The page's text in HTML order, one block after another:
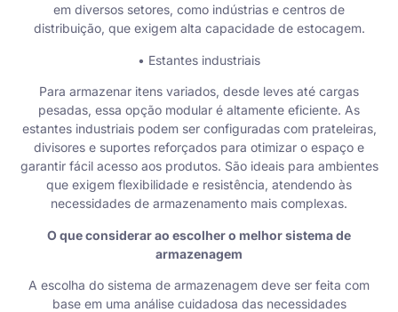
em diversos setores, como indústrias e centros de
distribuição, que exigem alta capacidade de estocagem.
• Estantes industriais
Para armazenar itens variados, desde leves até cargas
pesadas, essa opção modular é altamente eficiente. As
estantes industriais podem ser configuradas com prateleiras,
divisores e suportes reforçados para otimizar o espaço e
garantir fácil acesso aos produtos. São ideais para ambientes
que exigem flexibilidade e resistência, atendendo às
necessidades de armazenamento mais complexas.
O que considerar ao escolher o melhor sistema de
armazenagem
A escolha do sistema de armazenagem deve ser feita com
base em uma análise cuidadosa das necessidades